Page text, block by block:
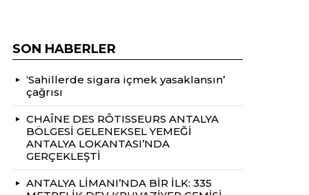
SON HABERLER
‘Sahillerde sigara içmek yasaklansın’
çağrısı
CHAÎNE DES RÔTISSEURS ANTALYA
BÖLGESİ GELENEKSEL YEMEĞİ
ANTALYA LOKANTASI’NDA
GERÇEKLEŞTİ
ANTALYA LİMANI’NDA BİR İLK: 335